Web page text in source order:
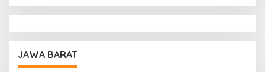
JAWA BARAT